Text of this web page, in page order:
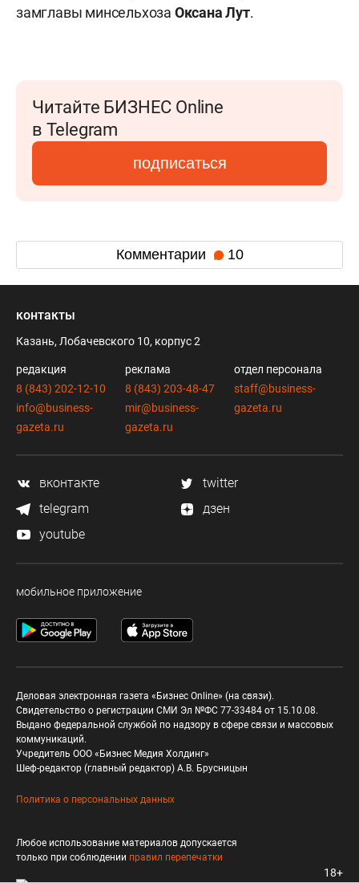
замглавы минсельхоза Оксана Лут.
Читайте БИЗНЕС Online
в Telegram
подписаться
Комментарии 10
контакты
Казань, Лобачевского 10, корпус 2
редакция
8 (843) 202-12-10
info@business-
gazeta.ru
реклама
8 (843) 203-48-47
mir@business-
gazeta.ru
отдел персонала
staff@business-
gazeta.ru
вконтакте
twitter
telegram
дзен
youtube
мобильное приложение
Деловая электронная газета «Бизнес Online» (на связи).
Свидетельство о регистрации СМИ Эл №ФС 77-33484 от 15.10.08.
Выдано федеральной службой по надзору в сфере связи и массовых
коммуникаций.
Учредитель ООО «Бизнес Медия Холдинг»
Шеф-редактор (главный редактор) А.В. Брусницын
Политика о персональных данных
Любое использование материалов допускается
только при соблюдении правил перепечатки
18+